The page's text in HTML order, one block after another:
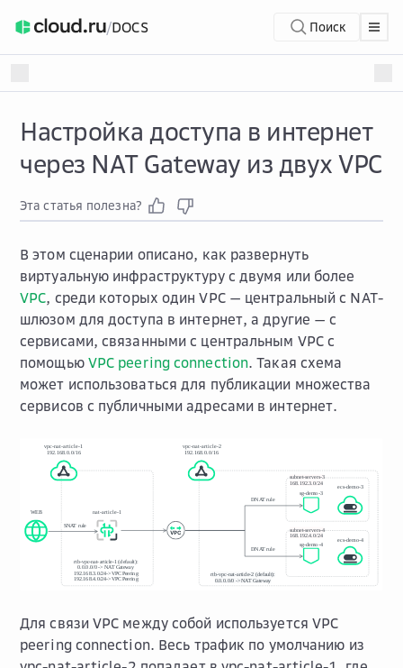
/DOCS Поиск
Настройка доступа в интернет
через NAT Gateway из двух VPC
Эта статья полезна?
В этом сценарии описано, как развернуть
виртуальную инфраструктуру с двумя или более
VPC, среди которых один VPC — центральный с NAT-
шлюзом для доступа в интернет, а другие — с
сервисами, связанными с центральным VPC с
помощью VPC peering connection. Такая схема
может использоваться для публикации множества
сервисов с публичными адресами в интернет.
Для связи VPC между собой используется VPC
peering connection. Весь трафик по умолчанию из